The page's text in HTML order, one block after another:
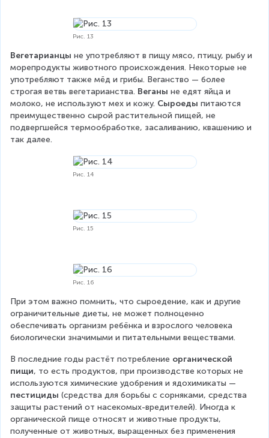
Рис. 13
Вегетарианцы не употребляют в пищу мясо, птицу, рыбу и
морепродукты животного происхождения. Некоторые не
употребляют также мёд и грибы. Веганство — более
строгая ветвь вегетарианства. Веганы не едят яйца и
молоко, не используют мех и кожу. Сыроеды питаются
преимущественно сырой растительной пищей, не
подвергшейся термообработке, засаливанию, квашению и
так далее.
Рис. 14
Рис. 15
Рис. 16
При этом важно помнить, что сыроедение, как и другие
ограничительные диеты, не может полноценно
обеспечивать организм ребёнка и взрослого человека
биологически значимыми и питательными веществами.
В последние годы растёт потребление органической
пищи, то есть продуктов, при производстве которых не
используются химические удобрения и ядохимикаты —
пестициды (средства для борьбы с сорняками, средства
защиты растений от насекомых-вредителей). Иногда к
органической пище относят и животные продукты,
полученные от животных, выращенных без применения